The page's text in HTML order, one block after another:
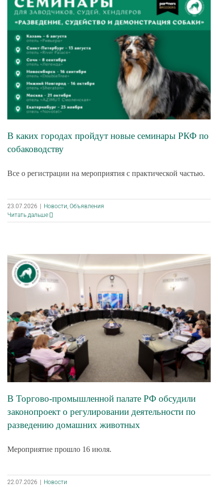
В каких городах пройдут новые семинары РКФ по
собаководству
Все о регистрации на мероприятия с практической частью.
23.07.2026 | Новости Объявления
Читать дальше
В Торгово-промышленной палате РФ обсудили
законопроект о регулировании деятельности по
разведению домашних животных
Мероприятие прошло 16 июля.
22.07.2026
Новости